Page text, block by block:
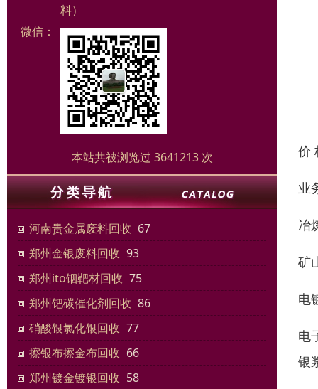
料）
微信：
本站共被浏览过 3641213 次
河南贵金属废料回收 67
郑州金银废料回收 93
郑州ito铟靶材回收 75
郑州钯碳催化剂回收 86
硝酸银氯化银回收 77
擦银布擦金布回收 66
郑州镀金镀银回收 58
价
业
冶
矿
电
电
银